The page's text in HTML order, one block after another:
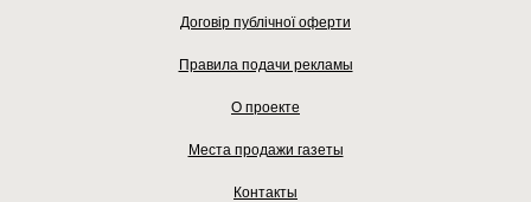
Договір публічної оферти
Правила подачи рекламы
О проекте
Места продажи газеты
Контакты